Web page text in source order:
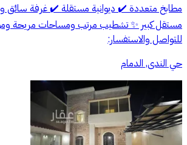
مطابخ متعددة ✔️ ديوانية مستقلة ✔️ غرفة
مستقل كبير ✨ تشطيب مرتب ومساحات مريحة
للتواصل والاستفسار:
حي الندى, الدمام